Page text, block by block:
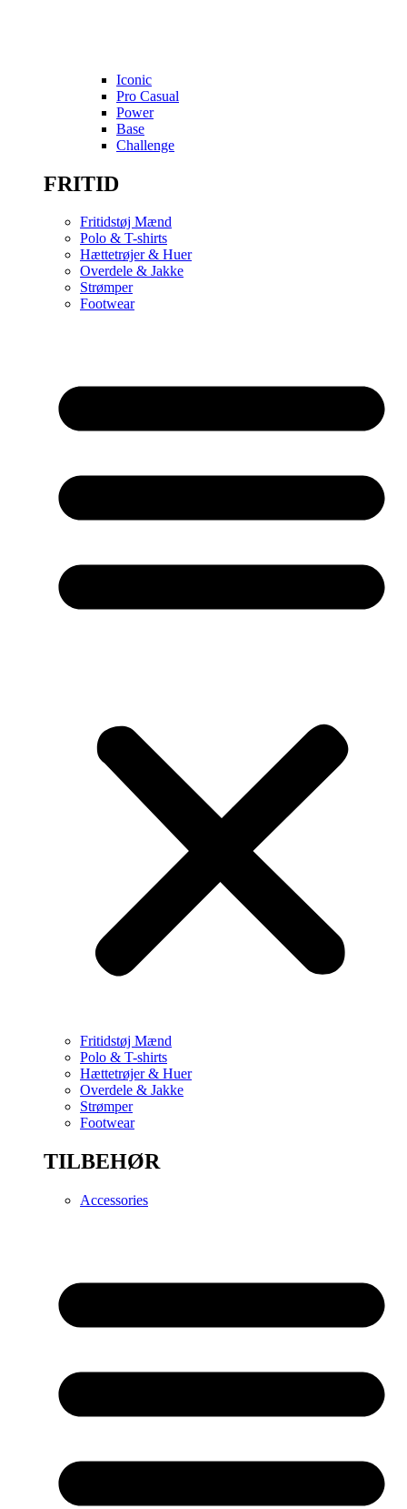
Iconic
Pro Casual
Power
Base
Challenge
FRITID
Fritidstøj Mænd
Polo & T-shirts
Hættetrøjer & Huer
Overdele & Jakke
Strømper
Footwear
Fritidstøj Mænd
Polo & T-shirts
Hættetrøjer & Huer
Overdele & Jakke
Strømper
Footwear
TILBEHØR
Accessories